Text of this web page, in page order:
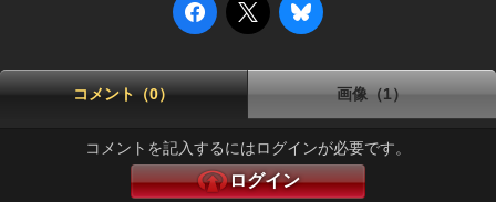
コメント（0） 画像（1）
コメントを記入するにはログインが必要です。
ログイン